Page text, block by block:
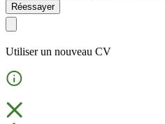
Réessayer
Utiliser un nouveau CV